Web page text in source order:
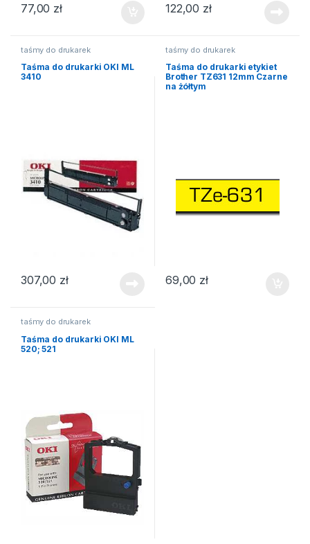
77,00 zł 122,00 zł
taśmy do drukarek
Taśma do drukarki OKI ML
3410
307,00 zł
taśmy do drukarek
Taśma do drukarki etykiet
Brother TZ631 12mm Czarne
na żółtym
69,00 zł
taśmy do drukarek
Taśma do drukarki OKI ML
520; 521